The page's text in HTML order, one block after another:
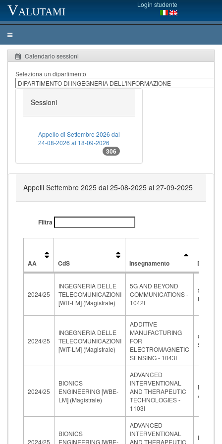
Valutami Login studente
Calendario sessioni
Seleziona un dipartimento
Sessioni
Appello di Settembre 2026 dal
24-08-2026 al 18-09-2026
306
Appelli Settembre 2025 dal 25-08-2025 al 27-09-2025
Filtra
AA CdS Insegnamento
Docente
2024/25
INGEGNERIA DELLE
TELECOMUNICAZIONI
[WIT-LM] (Magistrale)
5G AND BEYOND
COMMUNICATIONS -
1042I
LUCA
2024/25
INGEGNERIA DELLE
TELECOMUNICAZIONI
[WIT-LM] (Magistrale)
ADDITIVE
MANUFACTURING
FOR
ELECTROMAGNETIC
SENSING - 1043I
SIMONE
2024/25
BIONICS
ENGINEERING [WBE-
LM] (Magistrale)
ADVANCED
INTERVENTIONAL
AND THERAPEUTIC
TECHNOLOGIES -
1103I
2024/25
BIONICS
ENGINEERING [WBE-
ADVANCED
INTERVENTIONAL
AND THERAPEUTIC